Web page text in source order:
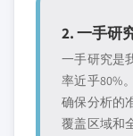
2. 一手研
一手研究是
率近乎80%
确保分析的
覆盖区域和